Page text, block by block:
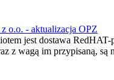
o.o. - aktualizacja OPZ
jest dostawa
z wagą im przypisaną, są